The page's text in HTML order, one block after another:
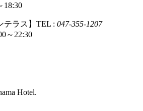
テラス】TEL : 047-355-1207
22:30
Hotel.